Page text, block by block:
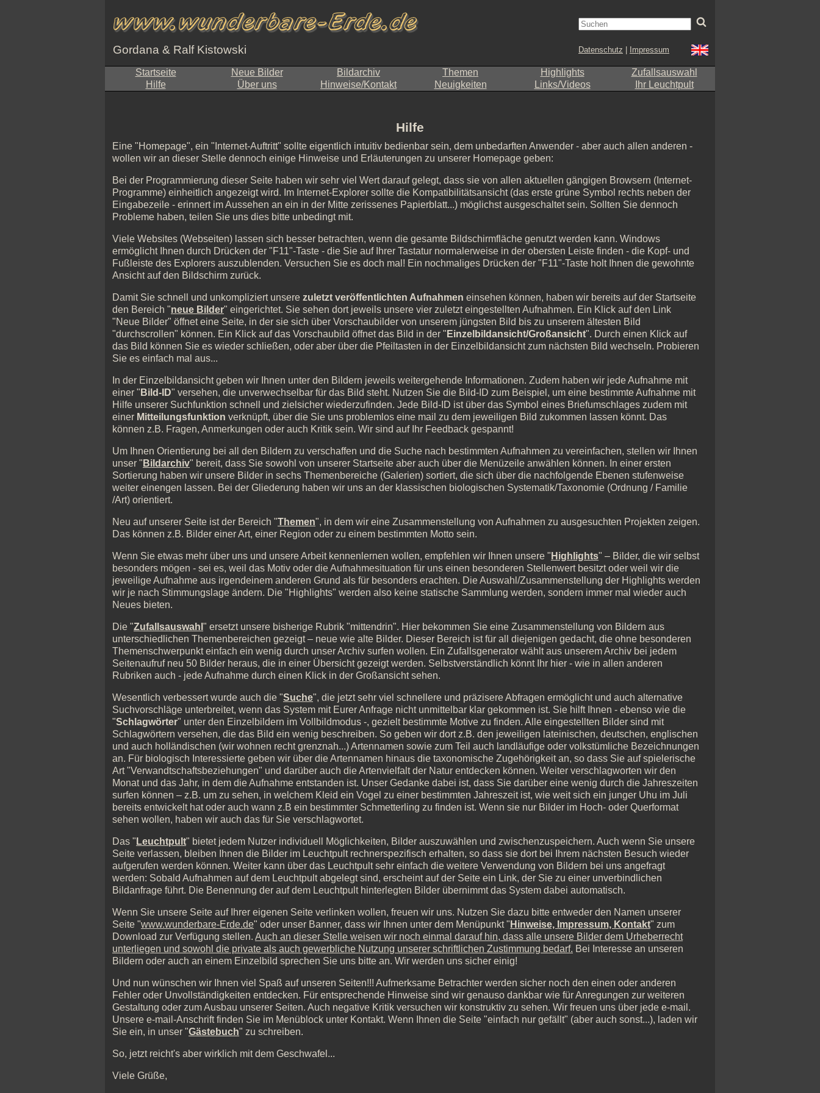
Gordana & Ralf Kistowski Datenschutz Impressum
Startseite Neue Bilder Bildarchiv Themen Highlights
Zufallsauswahl
Hilfe
Über uns Hinweise/Kontakt Neuigkeiten Links/Videos Ihr Leuchtpult
Hilfe
Eine "Homepage", ein "Internet-Auftritt" sollte eigentlich intuitiv bedienbar sein, dem unbedarften Anwender - aber auch allen anderen -
wollen wir an dieser Stelle dennoch einige Hinweise und Erläuterungen zu unserer Homepage geben:
Bei der Programmierung dieser Seite haben wir sehr viel Wert darauf gelegt, dass sie von allen aktuellen gängigen Browsern (Internet-
Programme) einheitlich angezeigt wird. Im Internet-Explorer sollte die Kompatibilitätsansicht (das erste grüne Symbol rechts neben der
Eingabezeile - erinnert im Aussehen an ein in der Mitte zerissenes Papierblatt...) möglichst ausgeschaltet sein. Sollten Sie dennoch
Probleme haben, teilen Sie uns dies bitte unbedingt mit.
Viele Websites (Webseiten) lassen sich besser betrachten, wenn die gesamte Bildschirmfläche genutzt werden kann. Windows
ermöglicht Ihnen durch Drücken der "F11"-Taste - die Sie auf Ihrer Tastatur normalerweise in der obersten Leiste finden - die Kopf- und
Fußleiste des Explorers auszublenden. Versuchen Sie es doch mal! Ein nochmaliges Drücken der "F11"-Taste holt Ihnen die gewohnte
Ansicht auf den Bildschirm zurück.
Damit Sie schnell und unkompliziert unsere zuletzt veröffentlichten Aufnahmen einsehen können, haben wir bereits auf der Startseite
den Bereich "neue Bilder" eingerichtet. Sie sehen dort jeweils unsere vier zuletzt eingestellten Aufnahmen. Ein Klick auf den Link
"Neue Bilder" öffnet eine Seite, in der sie sich über Vorschaubilder von unserem jüngsten Bild bis zu unserem ältesten Bild
"durchscrollen" können. Ein Klick auf das Vorschaubild öffnet das Bild in der " Einzelbildansicht/Großansicht". Durch einen Klick auf
das Bild können Sie es wieder schließen, oder aber über die Pfeiltasten in der Einzelbildansicht zum nächsten Bild wechseln. Probieren
Sie es einfach mal aus...
In der Einzelbildansicht geben wir Ihnen unter den Bildern jeweils weitergehende Informationen. Zudem haben wir jede Aufnahme mit
einer " Bild-ID" versehen, die unverwechselbar für das Bild steht. Nutzen Sie die Bild-ID zum Beispiel, um eine bestimmte Aufnahme mit
Hilfe unserer Suchfunktion schnell und zielsicher wiederzufinden. Jede Bild-ID ist über das Symbol eines Briefumschlages zudem mit
einer Mitteilungsfunktion verknüpft, über die Sie uns problemlos eine mail zu dem jeweiligen Bild zukommen lassen könnt. Das
können z.B. Fragen, Anmerkungen oder auch Kritik sein. Wir sind auf Ihr Feedback gespannt!
Um Ihnen Orientierung bei all den Bildern zu verschaffen und die Suche nach bestimmten Aufnahmen zu vereinfachen, stellen wir Ihnen
unser " Bildarchiv" bereit, dass Sie sowohl von unserer Startseite aber auch über die Menüzeile anwählen können. In einer ersten
Sortierung haben wir unsere Bilder in sechs Themenbereiche (Galerien) sortiert, die sich über die nachfolgende Ebenen stufenweise
weiter einengen lassen. Bei der Gliederung haben wir uns an der klassischen biologischen Systematik/Taxonomie (Ordnung / Familie
/Art) orientiert.
Neu auf unserer Seite ist der Bereich "Themen", in dem wir eine Zusammenstellung von Aufnahmen zu ausgesuchten Projekten zeigen.
Das können z.B. Bilder einer Art, einer Region oder zu einem bestimmten Motto sein.
Wenn Sie etwas mehr über uns und unsere Arbeit kennenlernen wollen, empfehlen wir Ihnen unsere " Highlights" – Bilder, die wir selbst
besonders mögen - sei es, weil das Motiv oder die Aufnahmesituation für uns einen besonderen Stellenwert besitzt oder weil wir die
jeweilige Aufnahme aus irgendeinem anderen Grund als für besonders erachten. Die Auswahl/Zusammenstellung der Highlights werden
wir je nach Stimmungslage ändern. Die "Highlights" werden also keine statische Sammlung werden, sondern immer mal wieder auch
Neues bieten.
Die "Zufallsauswahl " ersetzt unsere bisherige Rubrik "mittendrin". Hier bekommen Sie eine Zusammenstellung von Bildern aus
unterschiedlichen Themenbereichen gezeigt – neue wie alte Bilder. Dieser Bereich ist für all diejenigen gedacht, die ohne besonderen
Themenschwerpunkt einfach ein wenig durch unser Archiv surfen wollen. Ein Zufallsgenerator wählt aus unserem Archiv bei jedem
Seitenaufruf neu 50 Bilder heraus, die in einer Übersicht gezeigt werden. Selbstverständlich könnt Ihr hier - wie in allen anderen
Rubriken auch - jede Aufnahme durch einen Klick in der Großansicht sehen.
Wesentlich verbessert wurde auch die "Suche", die jetzt sehr viel schnellere und präzisere Abfragen ermöglicht und auch alternative
Suchvorschläge unterbreitet, wenn das System mit Eurer Anfrage nicht unmittelbar klar gekommen ist. Sie hilft Ihnen - ebenso wie die
"Schlagwörter" unter den Einzelbildern im Vollbildmodus -, gezielt bestimmte Motive zu finden. Alle eingestellten Bilder sind mit
Schlagwörtern versehen, die das Bild ein wenig beschreiben. So geben wir dort z.B. den jeweiligen lateinischen, deutschen, englischen
und auch holländischen (wir wohnen recht grenznah...) Artennamen sowie zum Teil auch landläufige oder volkstümliche Bezeichnungen
an. Für biologisch Interessierte geben wir über die Artennamen hinaus die taxonomische Zugehörigkeit an, so dass Sie auf spielerische
Art "Verwandtschaftsbeziehungen" und darüber auch die Artenvielfalt der Natur entdecken können. Weiter verschlagworten wir den
Monat und das Jahr, in dem die Aufnahme entstanden ist. Unser Gedanke dabei ist, dass Sie darüber eine wenig durch die Jahreszeiten
surfen können – z.B. um zu sehen, in welchem Kleid ein Vogel zu einer bestimmten Jahreszeit ist, wie weit sich ein junger Uhu im Juli
bereits entwickelt hat oder auch wann z.B ein bestimmter Schmetterling zu finden ist. Wenn sie nur Bilder im Hoch- oder Querformat
sehen wollen, haben wir auch das für Sie verschlagwortet.
Das " Leuchtpult" bietet jedem Nutzer individuell Möglichkeiten, Bilder auszuwählen und zwischenzuspeichern. Auch wenn Sie unsere
Seite verlassen, bleiben Ihnen die Bilder im Leuchtpult rechnerspezifisch erhalten, so dass sie dort bei Ihrem nächsten Besuch wieder
aufgerufen werden können. Weiter kann über das Leuchtpult sehr einfach die weitere Verwendung von Bildern bei uns angefragt
werden: Sobald Aufnahmen auf dem Leuchtpult abgelegt sind, erscheint auf der Seite ein Link, der Sie zu einer unverbindlichen
Bildanfrage führt. Die Benennung der auf dem Leuchtpult hinterlegten Bilder übernimmt das System dabei automatisch.
Wenn Sie unsere Seite auf Ihrer eigenen Seite verlinken wollen, freuen wir uns. Nutzen Sie dazu bitte entweder den Namen unserer
Seite "www.wunderbare-Erde.de" oder unser Banner, dass wir Ihnen unter dem Menüpunkt " Hinweise, Impressum, Kontakt" zum
Download zur Verfügung stellen. Auch an dieser Stelle weisen wir noch einmal darauf hin, dass alle unsere Bilder dem Urheberrecht
unterliegen und sowohl die private als auch gewerbliche Nutzung unserer schriftlichen Zustimmung bedarf. Bei Interesse an unseren
Bildern oder auch an einem Einzelbild sprechen Sie uns bitte an. Wir werden uns sicher einig!
Und nun wünschen wir Ihnen viel Spaß auf unseren Seiten!!! Aufmerksame Betrachter werden sicher noch den einen oder anderen
Fehler oder Unvollständigkeiten entdecken. Für entsprechende Hinweise sind wir genauso dankbar wie für Anregungen zur weiteren
Gestaltung oder zum Ausbau unserer Seiten. Auch negative Kritik versuchen wir konstruktiv zu sehen. Wir freuen uns über jede e-mail.
Unsere e-mail-Anschrift finden Sie im Menüblock unter Kontakt. Wenn Ihnen die Seite "einfach nur gefällt" (aber auch sonst...), laden wir
Sie ein, in unser "Gästebuch" zu schreiben.
So, jetzt reicht's aber wirklich mit dem Geschwafel...
Viele Grüße,